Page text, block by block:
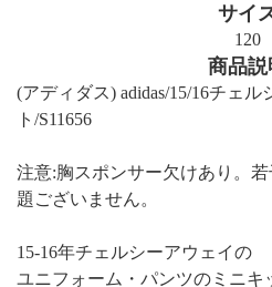
サイ
120
商品説
(アディダス) adidas/15/16チェ
ト/S11656
注意:胸スポンサー欠けあり。
題ございません。
15-16年チェルシーアウェイの
ユニフォーム・パンツのミニキ